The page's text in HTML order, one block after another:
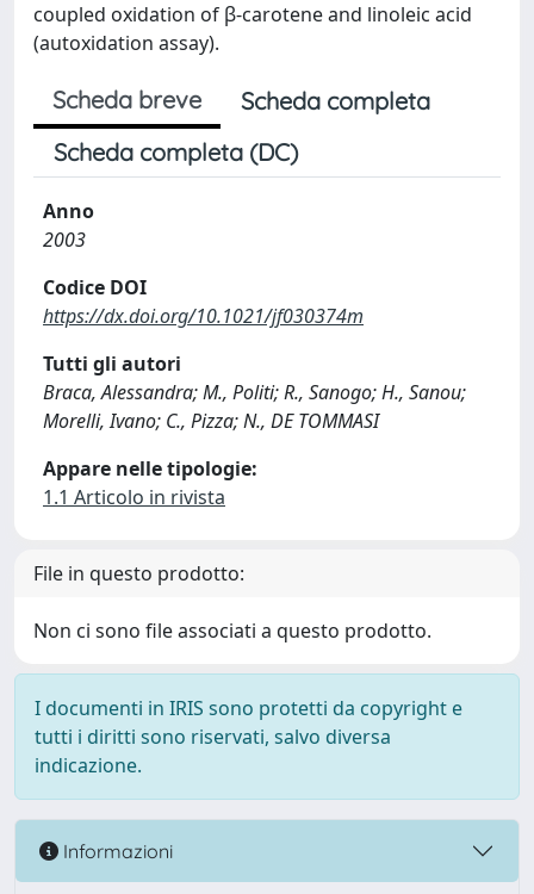
coupled oxidation of β-carotene and linoleic acid
(autoxidation assay).
Scheda breve
Scheda completa
Scheda completa (DC)
Anno
2003
Codice DOI
https://dx.doi.org/10.1021/jf030374m
Tutti gli autori
Braca, Alessandra; M., Politi; R., Sanogo; H., Sanou;
Morelli, Ivano; C., Pizza; N., DE TOMMASI
Appare nelle tipologie:
1.1 Articolo in rivista
File in questo prodotto:
Non ci sono file associati a questo prodotto.
I documenti in IRIS sono protetti da copyright e
tutti i diritti sono riservati, salvo diversa
indicazione.
Informazioni